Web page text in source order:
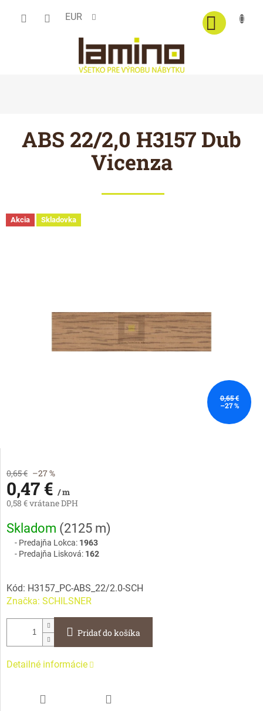
EUR
ABS 22/2,0 H3157 Dub
Vicenza
Akcia Skladovka
0,65 €
–27 %
0,65 € –27 %
0,47 € / m
0,58 € vrátane DPH
Jednotková
cena:
Skladom (2125 m)
Predajňa Lokca: 1963
Predajňa Lisková: 162
Kód: H3157_PC-ABS_22/2.0-SCH
Značka: SCHILSNER
Pridať do košíka
Detailné informácie